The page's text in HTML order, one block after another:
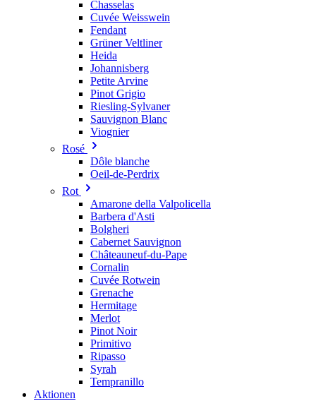
Chasselas
Cuvée Weisswein
Fendant
Grüner Veltliner
Heida
Johannisberg
Petite Arvine
Pinot Grigio
Riesling-Sylvaner
Sauvignon Blanc
Viognier
Rosé
Dôle blanche
Oeil-de-Perdrix
Rot
Amarone della Valpolicella
Barbera d'Asti
Bolgheri
Cabernet Sauvignon
Châteauneuf-du-Pape
Cornalin
Cuvée Rotwein
Grenache
Hermitage
Merlot
Pinot Noir
Primitivo
Ripasso
Syrah
Tempranillo
Aktionen